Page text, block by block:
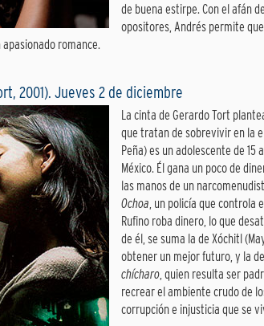
de buena estirpe. Con el afán
opositores, Andrés permite
romance.
2001). Jueves 2 de diciembre
La cinta de Gerardo Tort
que tratan de sobrevivir en la
Peña) es un adolescente de 15
México. Él gana un poco de
las manos de un
Ochoa, un policía que controla
Rufino roba dinero, lo que
de él, se suma la de Xóchitl
obtener un mejor futuro, y la
chícharo, quien resulta ser
recrear el ambiente crudo de
corrupción e injusticia que se